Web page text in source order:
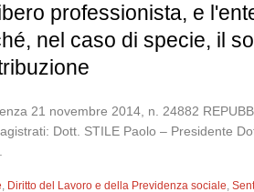
professionista, e
nel caso di specie, il
21 novembre 2014, n. 24882
Dott. STILE Paolo – Presidente
, Diritto del Lavoro e della Previdenza sociale,